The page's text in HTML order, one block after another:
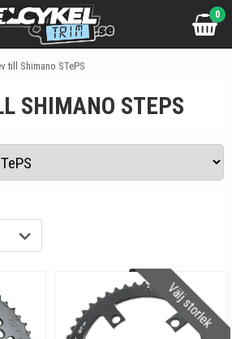
0
till Shimano STePS
SHIMANO STEPS
Välj storlek